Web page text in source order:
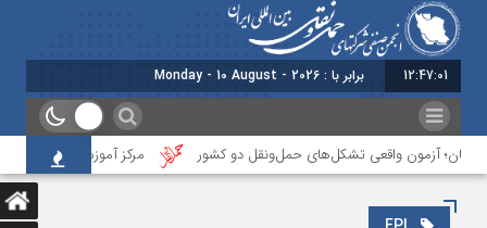
12:47:01 برابر با : Monday - 10 August - 2026
آزمون واقعی تشکل‌‌های حمل‌ونقل دو کشور مرکز آموزش انجمن